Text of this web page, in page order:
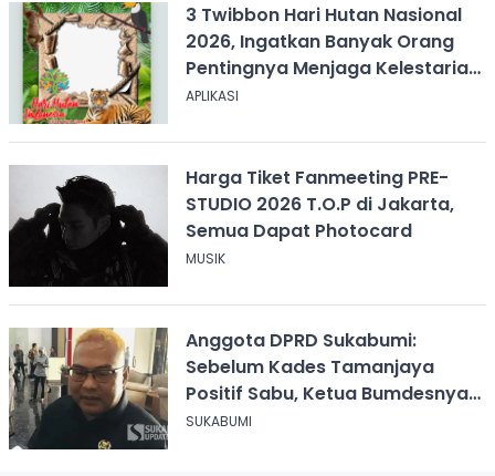
3 Twibbon Hari Hutan Nasional
2026, Ingatkan Banyak Orang
Pentingnya Menjaga Kelestarian
Hutan
APLIKASI
Harga Tiket Fanmeeting PRE-
STUDIO 2026 T.O.P di Jakarta,
Semua Dapat Photocard
MUSIK
Anggota DPRD Sukabumi:
Sebelum Kades Tamanjaya
Positif Sabu, Ketua Bumdesnya
Juga Terjerat Dugaan Narkoba
SUKABUMI